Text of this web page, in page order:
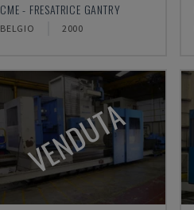
CME - FRESATRICE GANTRY
BELGIO 2000
VENDUTA